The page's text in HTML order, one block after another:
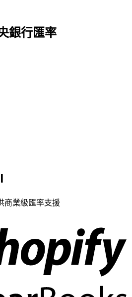
銀行匯率
商業級匯率支援